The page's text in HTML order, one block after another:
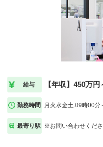
給与 【年収】450万円
勤務時間 月火水金土:09時00分
最寄り駅 ※お問い合わせくだ